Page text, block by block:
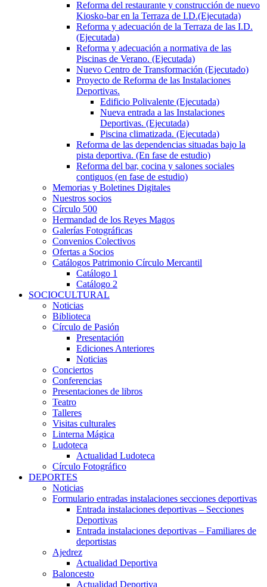
Reforma del restaurante y construcción de nuevo
Kiosko-bar en la Terraza de I.D.(Ejecutada)
Reforma y adecuación de la Terraza de las I.D.
(Ejecutada)
Reforma y adecuación a normativa de las
Piscinas de Verano. (Ejecutada)
Nuevo Centro de Transformación (Ejecutado)
Proyecto de Reforma de las Instalaciones
Deportivas.
Edificio Polivalente (Ejecutada)
Nueva entrada a las Instalaciones
Deportivas. (Ejecutada)
Piscina climatizada. (Ejecutada)
Reforma de las dependencias situadas bajo la
pista deportiva. (En fase de estudio)
Reforma del bar, cocina y salones sociales
contiguos (en fase de estudio)
Memorias y Boletines Digitales
Nuestros socios
Círculo 500
Hermandad de los Reyes Magos
Galerías Fotográficas
Convenios Colectivos
Ofertas a Socios
Catálogos Patrimonio Círculo Mercantil
Catálogo 1
Catálogo 2
SOCIOCULTURAL
Noticias
Biblioteca
Círculo de Pasión
Presentación
Ediciones Anteriores
Noticias
Conciertos
Conferencias
Presentaciones de libros
Teatro
Talleres
Visitas culturales
Linterna Mágica
Ludoteca
Actualidad Ludoteca
Círculo Fotográfico
DEPORTES
Noticias
Formulario entradas instalaciones secciones deportivas
Entrada instalaciones deportivas – Secciones
Deportivas
Entrada instalaciones deportivas – Familiares de
deportistas
Ajedrez
Actualidad Deportiva
Baloncesto
Actualidad Deportiva